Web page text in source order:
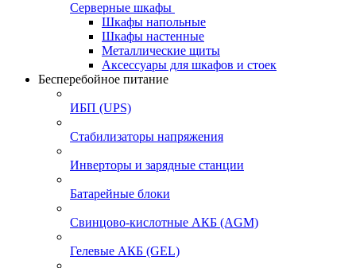
Серверные шкафы
Шкафы напольные
Шкафы настенные
Металлические щиты
Аксессуары для шкафов и стоек
Бесперебойное питание
ИБП (UPS)
Стабилизаторы напряжения
Инверторы и зарядные станции
Батарейные блоки
Свинцово-кислотные АКБ (AGM)
Гелевые АКБ (GEL)